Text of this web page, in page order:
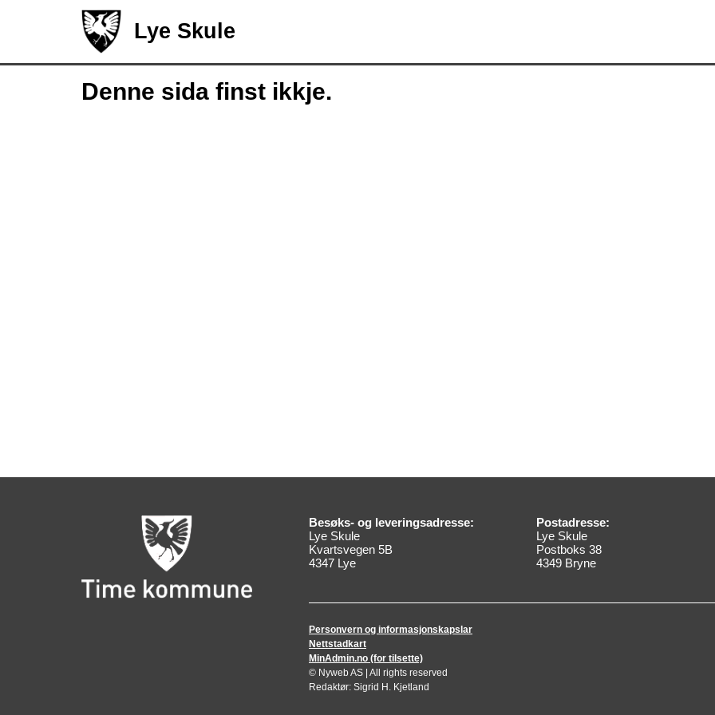
Lye Skule
Denne sida finst ikkje.
Besøks- og leveringsadresse:
Lye Skule
Kvartsvegen 5B
4347 Lye
Postadresse:
Lye Skule
Postboks 38
4349 Bryne
Personvern og informasjonskapslar
Nettstadkart
MinAdmin.no (for tilsette)
© Nyweb AS | All rights reserved
Redaktør: Sigrid H. Kjetland